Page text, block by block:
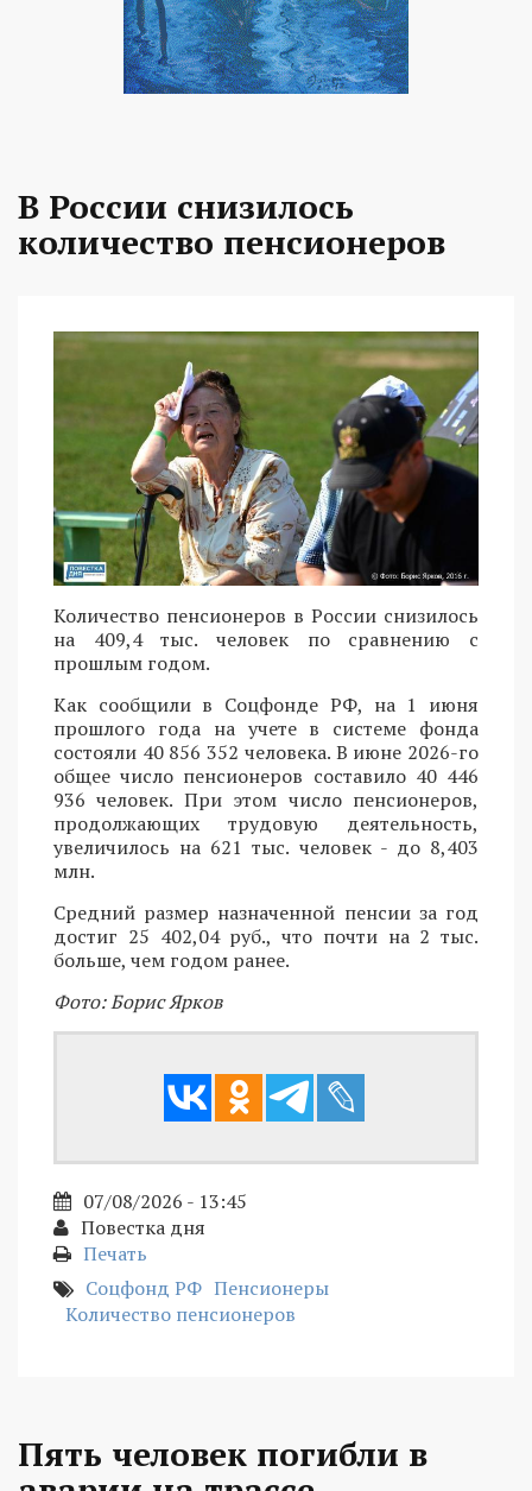
В России снизилось
количество пенсионеров
Количество пенсионеров в России снизилось
на 409,4 тыс. человек по сравнению с
прошлым годом.
Как сообщили в Соцфонде РФ, на 1 июня
прошлого года на учете в системе фонда
состояли 40 856 352 человека. В июне 2026-го
общее число пенсионеров составило 40 446
936 человек. При этом число пенсионеров,
продолжающих трудовую деятельность,
увеличилось на 621 тыс. человек - до 8,403
млн.
Средний размер назначенной пенсии за год
достиг 25 402,04 руб., что почти на 2 тыс.
больше, чем годом ранее.
Фото: Борис Ярков
07/08/2026 - 13:45
Повестка дня
Печать
Соцфонд РФ Пенсионеры
Количество пенсионеров
Пять человек погибли в